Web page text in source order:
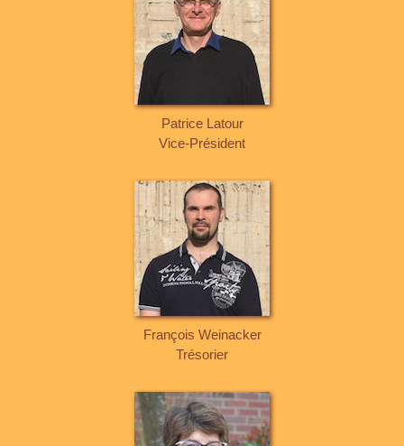
Patrice Latour
Vice-Président
François Weinacker
Trésorier